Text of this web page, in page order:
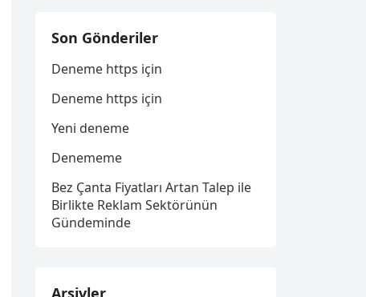
Son Gönderiler
Deneme https için
Deneme https için
Yeni deneme
Denememe
Bez Çanta Fiyatları Artan Talep ile
Birlikte Reklam Sektörünün
Gündeminde
Arşivler